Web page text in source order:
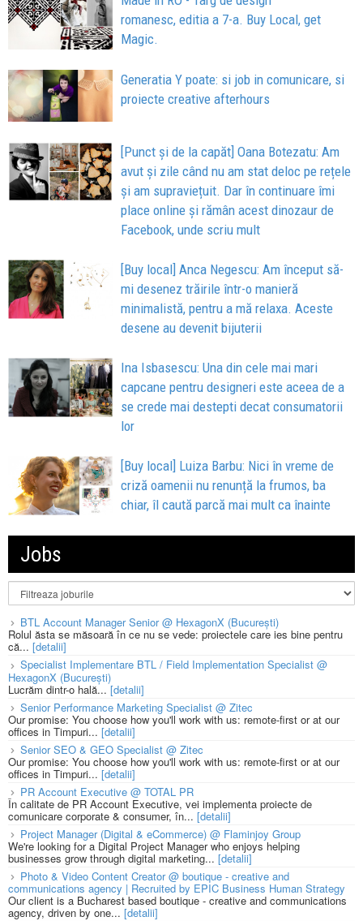
romanesc, editia a 7-a. Buy Local, get
Magic.
Generatia Y poate: si job in comunicare, si
proiecte creative afterhours
[Punct și de la capăt] Oana Botezatu: Am
avut și zile când nu am stat deloc pe rețele
și am supraviețuit. Dar în continuare îmi
place online și rămân acest dinozaur de
Facebook, unde scriu mult
[Buy local] Anca Negescu: Am început să-
mi desenez trăirile într-o manieră
minimalistă, pentru a mă relaxa. Aceste
desene au devenit bijuterii
Ina Isbasescu: Una din cele mai mari
capcane pentru designeri este aceea de a
se crede mai destepti decat consumatorii
lor
[Buy local] Luiza Barbu: Nici în vreme de
criză oamenii nu renunță la frumos, ba
chiar, îl caută parcă mai mult ca înainte
Jobs
BTL Account Manager Senior @ HexagonX (București)
Rolul ăsta se măsoară în ce nu se vede: proiectele care ies bine pentru
că... [detalii]
Specialist Implementare BTL / Field Implementation Specialist @
HexagonX (București)
Lucrăm dintr-o hală...[detalii]
Senior Performance Marketing Specialist @ Zitec
Our promise: You choose how you'll work with us: remote-first or at our
offices in Timpuri... [detalii]
Senior SEO & GEO Specialist @ Zitec
Our promise: You choose how you'll work with us: remote-first or at our
offices in Timpuri... [detalii]
PR Account Executive @ TOTAL PR
În calitate de PR Account Executive, vei implementa proiecte de
comunicare corporate & consumer, în... [detalii]
Project Manager (Digital & eCommerce) @ Flaminjoy Group
We're looking for a Digital Project Manager who enjoys helping
businesses grow through digital marketing... [detalii]
Photo & Video Content Creator @ boutique - creative and
communications agency | Recruited by EPIC Business Human Strategy
Our client is a Bucharest based boutique - creative and communications
agency, driven by one... [detalii]